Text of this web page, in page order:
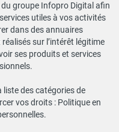
groupe Infopro Digital afin
utiles à vos activités
dans des annuaires
sur l’intérêt légitime
ses produits et services
liste des catégories de
vos droits : Politique en
.